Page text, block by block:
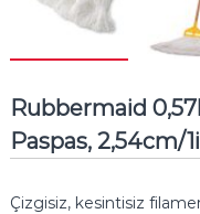
Rubbermaid
Paspas, 2,54cm/
Çizgisiz, kesintisiz